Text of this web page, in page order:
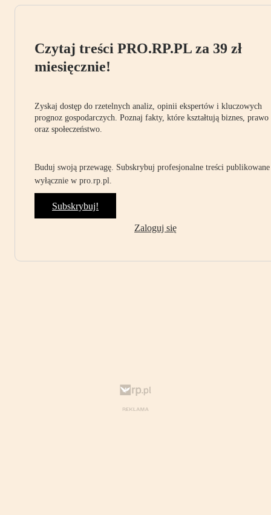
Czytaj treści PRO.RP.PL za 39 zł
miesięcznie!
Zyskaj dostęp do rzetelnych analiz, opinii ekspertów i kluczowych
prognoz gospodarczych. Poznaj fakty, które kształtują biznes, prawo
oraz społeczeństwo.
Buduj swoją przewagę. Subskrybuj profesjonalne treści publikowane
wyłącznie w pro.rp.pl.
Subskrybuj!
Zaloguj się